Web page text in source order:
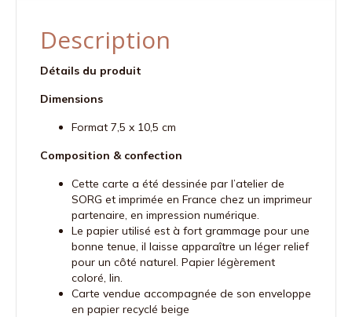
Description
Détails du produit
Dimensions
Format 7,5 x 10,5 cm
Composition & confection
Cette carte a été dessinée par l’atelier de
SORG et imprimée en France chez un imprimeur
partenaire, en impression numérique.
Le papier utilisé est à fort grammage pour une
bonne tenue, il laisse apparaître un léger relief
pour un côté naturel. Papier légèrement
coloré, lin.
Carte vendue accompagnée de son enveloppe
en papier recyclé beige